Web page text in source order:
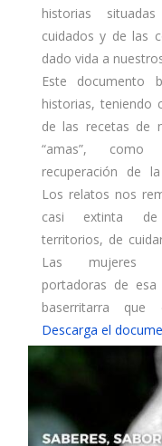
historias
cuidados y de las
dado vida a
Este documento
historias, teniendo
de las recetas de
“amas”,
recuperación de
Los relatos nos
casi extinta de
territorios, de
Las mujeres
portadoras de
baserritarra que
Descarga el